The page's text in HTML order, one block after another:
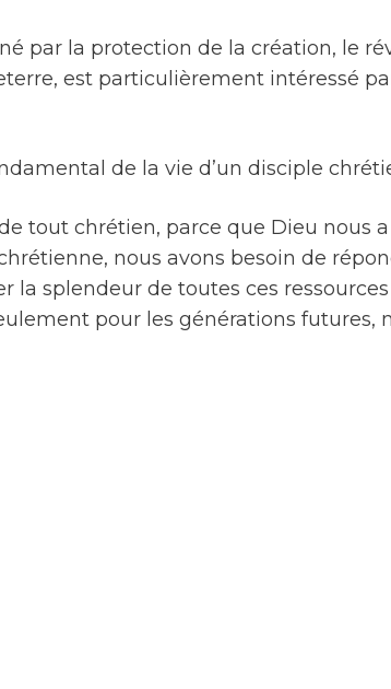
par la protection de la création, le
est particulièrement intéressé
de la vie d’un disciple
tout chrétien, parce que Dieu nous
nous avons besoin de
splendeur de toutes ces
pour les générations futures,